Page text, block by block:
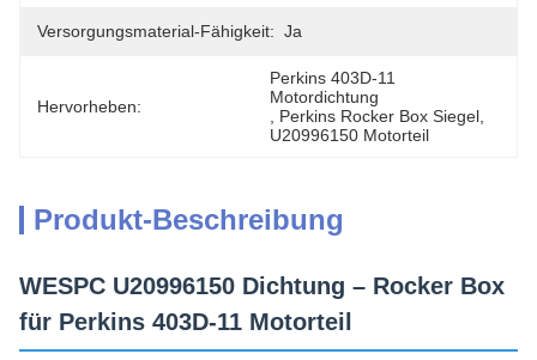
Versorgungsmaterial-Fähigkeit: Ja
Hervorheben:
Perkins 403D-11
Motordichtung
Perkins Rocker Box Siegel
U20996150 Motorteil
Produkt-Beschreibung
WESPC U20996150 Dichtung – Rocker Box
für Perkins 403D-11 Motorteil